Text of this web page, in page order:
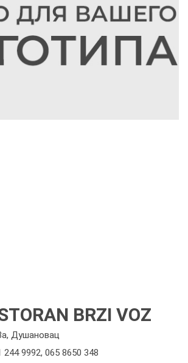
BRZI VOZ
Душановац
244 9992, 065 8650 348